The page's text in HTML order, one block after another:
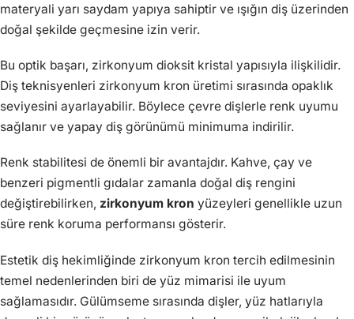
materyali yarı saydam yapıya sahiptir ve ışığın diş üzerinden
doğal şekilde geçmesine izin verir.
Bu optik başarı, zirkonyum dioksit kristal yapısıyla ilişkilidir.
Diş teknisyenleri zirkonyum kron üretimi sırasında opaklık
seviyesini ayarlayabilir. Böylece çevre dişlerle renk uyumu
sağlanır ve yapay diş görünümü minimuma indirilir.
Renk stabilitesi de önemli bir avantajdır. Kahve, çay ve
benzeri pigmentli gıdalar zamanla doğal diş rengini
değiştirebilirken, zirkonyum kron yüzeyleri genellikle uzun
süre renk koruma performansı gösterir.
Estetik diş hekimliğinde zirkonyum kron tercih edilmesinin
temel nedenlerinden biri de yüz mimarisi ile uyum
sağlamasıdır. Gülümseme sırasında dişler, yüz hatlarıyla